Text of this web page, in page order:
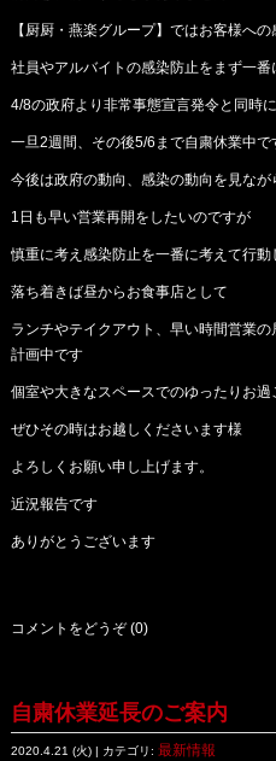
【厨厨・燕楽グループ】ではお客様への
社員やアルバイトの感染防止をまず一番
4/8の政府より非常事態宣言発令と同時
一旦2週間、その後5/6まで自粛休業中で
今後は政府の動向、感染の動向を見な
1日も早い営業再開をしたいのですが
慎重に考え感染防止を一番に考えて行動
落ち着きば昼からお食事店として
ランチやテイクアウト、早い時間営業
計画中です
個室や大きなスペースでのゆったりお
ぜひその時はお越しくださいます様
よろしくお願い申し上げます。
近況報告です
ありがとうございます
コメントをどうぞ (0)
自粛休業延長のご案内
2020.4.21 (火) | カテゴリ: 最新情報